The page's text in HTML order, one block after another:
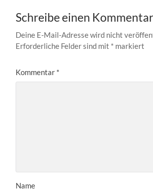
Schreibe einen Kommentar
Deine E-Mail-Adresse wird nicht
Erforderliche Felder sind mit * markiert
Kommentar *
Name